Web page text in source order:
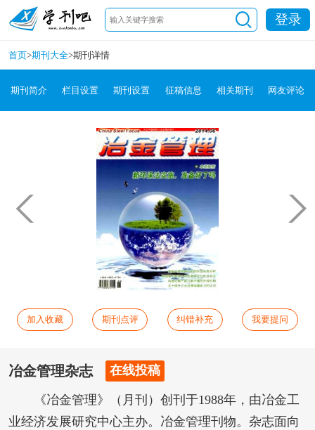
登录
首页>期刊大全>期刊详情
期刊简介 栏目设置 期刊设置 征稿信息 相关期刊 网友评论
加入收藏 期刊点评 纠错补充 我要提问
冶金管理杂志 在线投稿
《冶金管理》（月刊）创刊于1988年，由冶金工
业经济发展研究中心主办。冶金管理刊物。杂志面向